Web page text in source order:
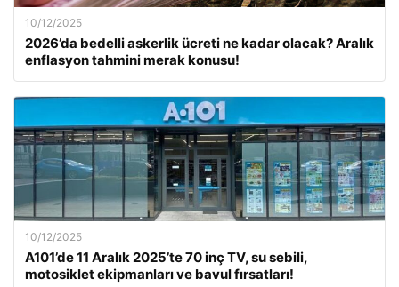
10/12/2025
2026’da bedelli askerlik ücreti ne kadar olacak? Aralık
enflasyon tahmini merak konusu!
10/12/2025
A101’de 11 Aralık 2025’te 70 inç TV, su sebili,
motosiklet ekipmanları ve bavul fırsatları!